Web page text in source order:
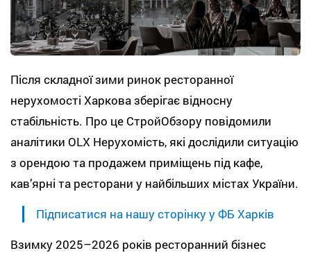
Після складної зими ринок ресторанної
нерухомості Харкова зберігає відносну
стабільність. Про це СтройОбзору повідомили
аналітики OLX Нерухомість, які дослідили ситуацію
з орендою та продажем приміщень під кафе,
кав’ярні та ресторани у найбільших містах України.
Підписатися на нашу сторінку у ФБ Харків
Взимку 2025–2026 років ресторанний бізнес